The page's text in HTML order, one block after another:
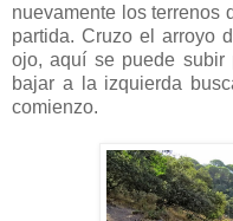
nuevamente los terrenos
partida. Cruzo el arroyo
ojo, aquí se puede subir
bajar a la izquierda
comienzo.